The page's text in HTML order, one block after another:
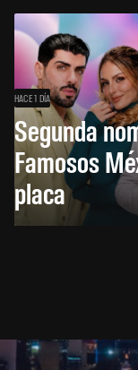
HACE 1 DÍA
Segunda
Famosos
placa